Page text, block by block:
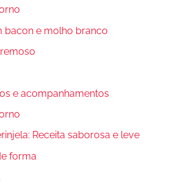
bacon e molho branco
e acompanhamentos
Receita saborosa e leve
forma